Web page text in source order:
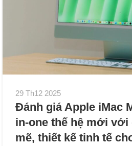
29 Th12 2025
Đánh giá Apple iMac
in-one thế hệ mới với
mẽ, thiết kế tinh tế